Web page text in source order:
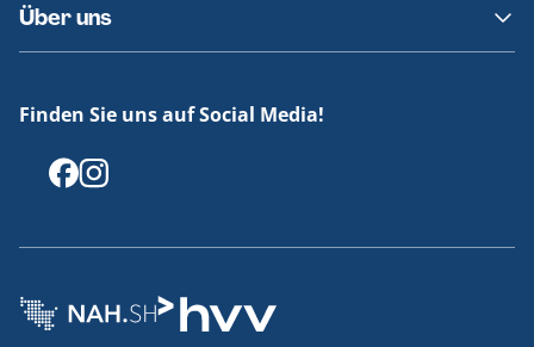
Erklärung Barrierefreiheit
Über uns
Offenlegungen
Finden Sie uns auf Social Media!